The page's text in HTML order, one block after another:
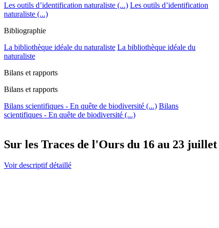
Les outils d’identification naturaliste (...) Les outils d’identification
naturaliste (...)
Bibliographie
La bibliothèque idéale du naturaliste La bibliothèque idéale du
naturaliste
Bilans et rapports
Bilans et rapports
Bilans scientifiques - En quête de biodiversité (...) Bilans
scientifiques - En quête de biodiversité (...)
Sur les Traces de l'Ours du 16 au 23
Voir descriptif détaillé